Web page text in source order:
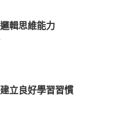
輯思維能力
立良好學習習慣